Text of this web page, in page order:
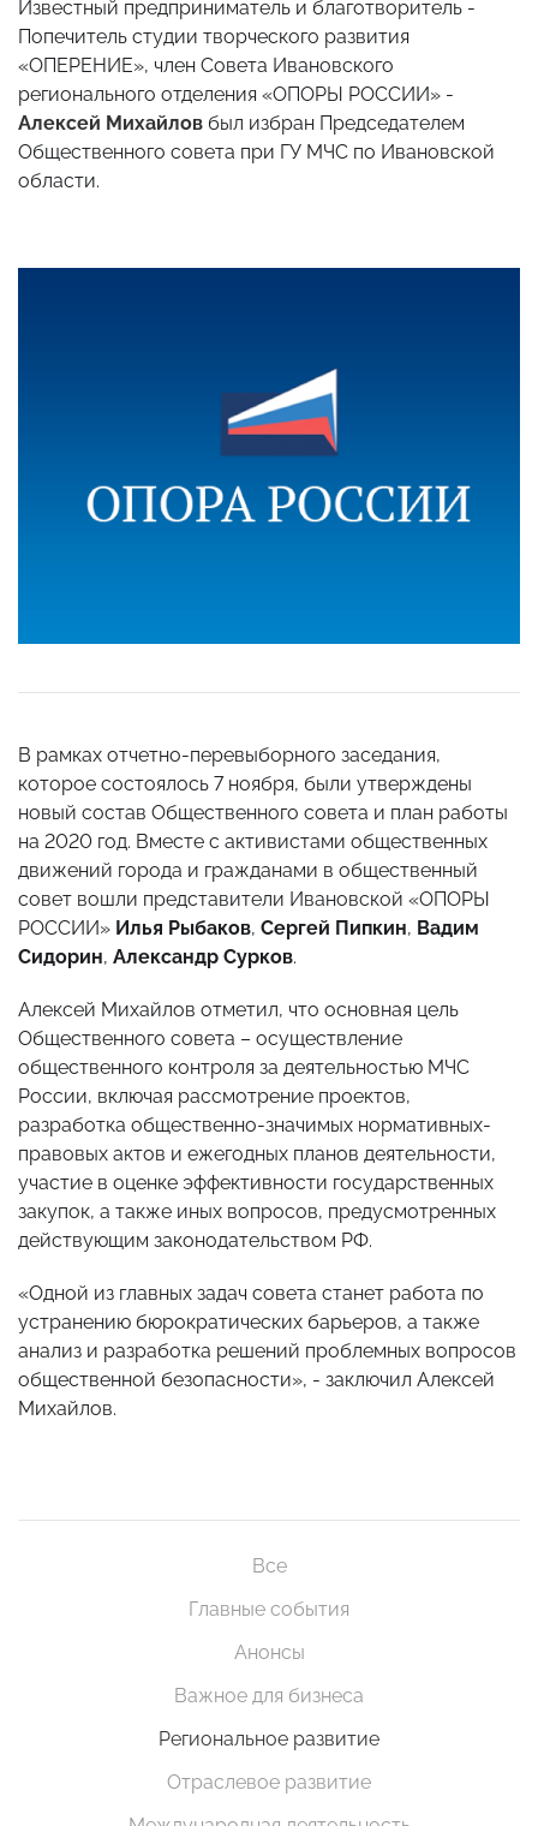
Известный предприниматель и благотворитель -
Попечитель студии творческого развития
«ОПЕРЕНИЕ», член Совета Ивановского
регионального отделения «ОПОРЫ РОССИИ» -
Алексей Михайлов был избран Председателем
Общественного совета при ГУ МЧС по Ивановской
области.
В рамках отчетно-перевыборного заседания,
которое состоялось 7 ноября, были утверждены
новый состав Общественного совета и план работы
на 2020 год. Вместе с активистами общественных
движений города и гражданами в общественный
совет вошли представители Ивановской «ОПОРЫ
РОССИИ» Илья Рыбаков, Сергей Пипкин, Вадим
Сидорин, Александр Сурков.
Алексей Михайлов отметил, что основная цель
Общественного совета – осуществление
общественного контроля за деятельностью МЧС
России, включая рассмотрение проектов,
разработка общественно-значимых нормативных-
правовых актов и ежегодных планов деятельности,
участие в оценке эффективности государственных
закупок, а также иных вопросов, предусмотренных
действующим законодательством РФ.
«Одной из главных задач совета станет работа по
устранению бюрократических барьеров, а также
анализ и разработка решений проблемных вопросов
общественной безопасности», - заключил Алексей
Михайлов.
Все
Главные события
Анонсы
Важное для бизнеса
Региональное развитие
Отраслевое развитие